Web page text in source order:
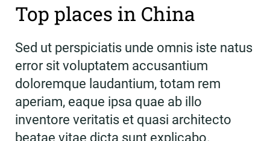
Top places in China
Sed ut perspiciatis unde omnis iste natus
error sit voluptatem accusantium
doloremque laudantium, totam rem
aperiam, eaque ipsa quae ab illo
inventore veritatis et quasi architecto
beatae vitae dicta sunt explicabo.